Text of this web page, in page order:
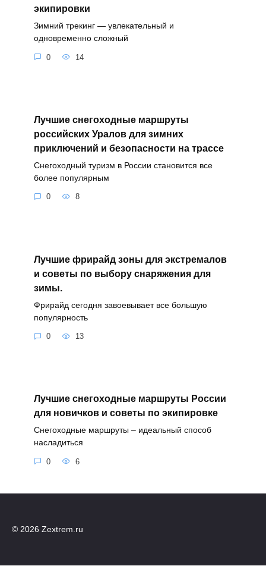
экипировки
Зимний трекинг — увлекательный и
одновременно сложный
0 14
Лучшие снегоходные маршруты
российских Уралов для зимних
приключений и безопасности на трассе
Снегоходный туризм в России становится все
более популярным
0 8
Лучшие фрирайд зоны для экстремалов
и советы по выбору снаряжения для
зимы.
Фрирайд сегодня завоевывает все большую
популярность
0 13
Лучшие снегоходные маршруты России
для новичков и советы по экипировке
Снегоходные маршруты – идеальный способ
насладиться
0 6
© 2026 Zextrem.ru